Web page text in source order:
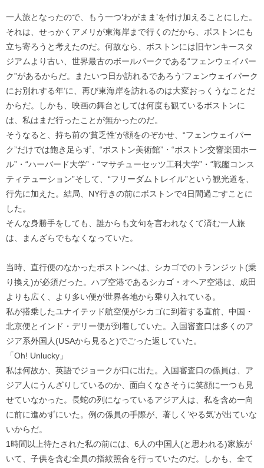
一人旅となったので、もう一つ‘わがまま’を付け加えることにした。
それは、せっかくアメリが東海岸まで行くのだから、ボストンにも
立ち寄ろうと考えたのだ。何故なら、ボストンには旧ヤンキースタ
ジアムより古い、世界最古のボールパークである“フェンウェイパー
ク”があるからだ。またいつ日か訪れるであろう‘フェンウェイパーク
にお別れする年’に、再び東海岸を訪れるのは大変おっくうなことだ
からだ。しかも、映画の舞台としては何度も観ているボストンに
は、私はまだ行ったことが無かったのだ。
そうなると、持ち前の‘貧乏性’が顔をのぞかせ、“フェンウェイパー
ク”だけでは飽き足らず、“ボストン美術館”・“ボストン交響楽団ホー
ル”・“ハーバード大学”・“マサチューセッツ工科大学”・“戦艦コンス
ティテューション”そして、“フリーダムトレイル”という観光道を、
行先に加えた。結局、NY行きの前にボストンで4日間過ごすことに
した。
そんな身勝手をしても、誰からも文句を言われなくて済む一人旅
は、まんざらでもなくなっていた。
当時、直行便のなかったボストンへは、シカゴでのトランジット(乗
り換え)が必須だった。ハブ空港であるシカゴ・オヘア空港は、成田
よりも広く、より多い便が世界各地から乗り入れている。
私が搭乗したユナイテッド航空便がシカゴに到着する直前、中国・
北京便とインド・デリー便が到着していた。入国審査口は多くのア
ジア系外国人(USAから見ると)でごった返していた。
「Oh! Unlucky」
私は何故か、英語でジョークが口に出た。入国審査口の係員は、ア
ジア人にうんざりしているのか、面白くなさそうに笑顔に一つも見
せていなかった。長蛇の列になっているアジア人は、私を含め一向
に前に進めずにいた。例の係員の手際が、著しく‘やる気’が出ていな
いからだ。
1時間以上待たされた私の前には、6人の中国人(と思われる)家族が
いて、子供を含む全員の指紋照合を行っていたのだ。しかも、全て